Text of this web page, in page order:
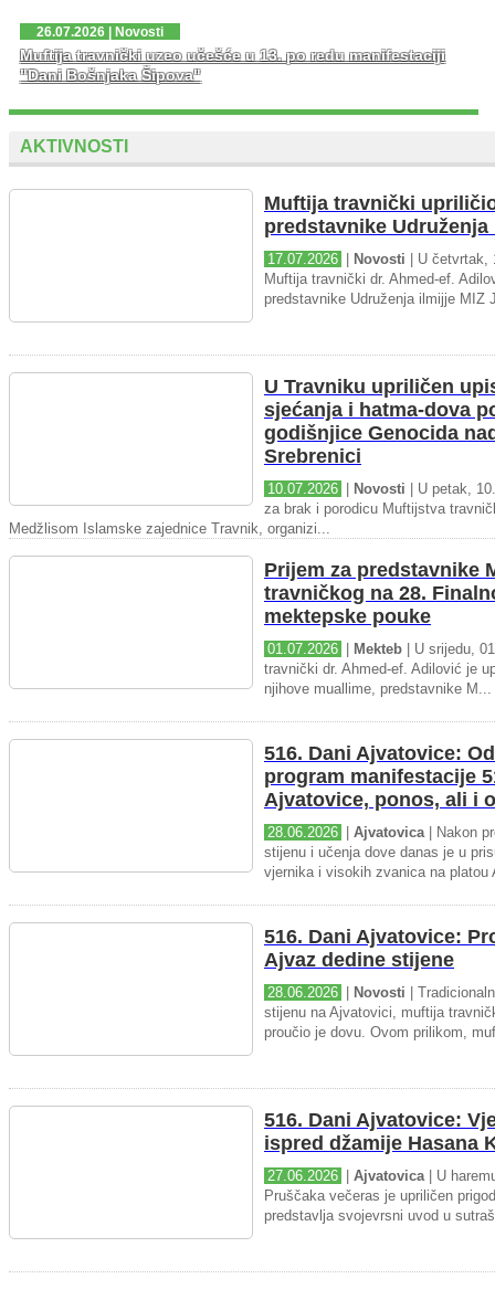
26.07.2026 | Novosti
Muftija travnički uzeo učešće u 13. po redu manifestaciji
"Dani Bošnjaka Šipova"
AKTIVNOSTI
Muftija travnički
predstavnike
17.07.2026 Novosti | U četvrtak,
Muftija travnički dr. Ahmed-ef.
predstavnike Udruženja ilmijje MIZ
U Travniku upriličen
sjećanja i hatma-dova
godišnjice Genocida
Srebrenici
10.07.2026 Novosti | U petak,
za brak i porodicu Muftijstva
Medžlisom Islamske zajednice Travnik, organizi...
Prijem za predstavnike
travničkog na 28.
mektepske pouke
01.07.2026 Mekteb | U srijedu,
travnički dr. Ahmed-ef. Adilović je
njihove muallime, predstavnike M...
516. Dani Ajvatovice:
program manifestacije
Ajvatovice, ponos, ali i
28.06.2026 Ajvatovica| Nakon
stijenu i učenja dove danas je u
vjernika i visokih zvanica na platou
516. Dani Ajvatovice:
Ajvaz dedine stijene
28.06.2026 Novosti |
stijenu na Ajvatovici, muftija
proučio je dovu. Ovom prilikom,
516. Dani Ajvatovice:
ispred džamije Hasana
27.06.2026 Ajvatovica| U
Pruščaka večeras je upriličen
predstavlja svojevrsni uvod u